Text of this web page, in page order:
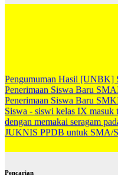
Penerimaan Siswa Baru
Penerimaan Siswa Baru
Siswa - siswi kelas IX masuk
dengan memakai seragam
JUKNIS PPDB untuk SMA/
Pencarian